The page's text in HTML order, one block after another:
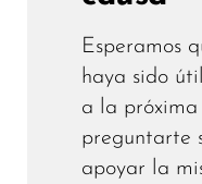
Esperamos
haya sido
a la próxima
preguntarte
apoyar la